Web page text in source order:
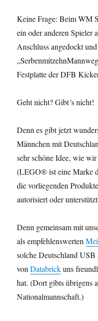
Keine Frage: Beim WM
ein oder anderen Spieler
Anschluss angedockt
Festplatte der DFB
Geht nicht? Gibt´s nicht!
Denn es gibt jetzt
Männchen mit
sehr schöne Idee, wie
(LEGO® ist eine Marke
die vorliegenden
autorisiert oder
Denn gemeinsam mit
als empfehlenswerten
solche Deutschland
vonDatabrickuns
hat. (Dort gibts übrigens
Nationalmannschaft.)